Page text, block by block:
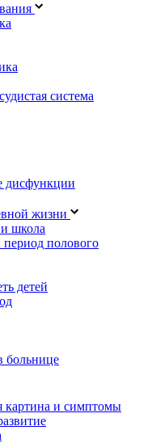
система
дисфункции
жизни
школа
полового
детей
больнице
картина и симптомы